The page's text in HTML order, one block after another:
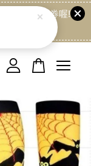
取專屬折扣券喔!
的。